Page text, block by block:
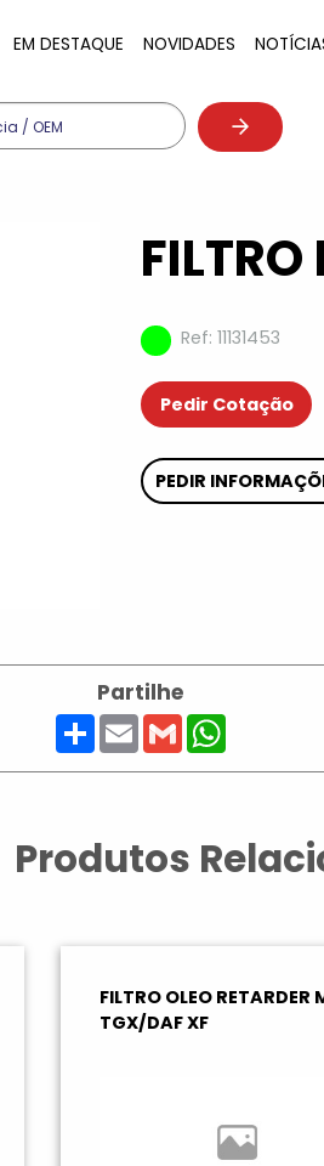
EM DESTAQUE NOVIDADES
FILTRO
Ref: 11131453
Pedir Cotação
PEDIR
Partilhe
ShareEmailGmail
Produtos
FILTRO OLEO RETARDER
TGX/DAF XF